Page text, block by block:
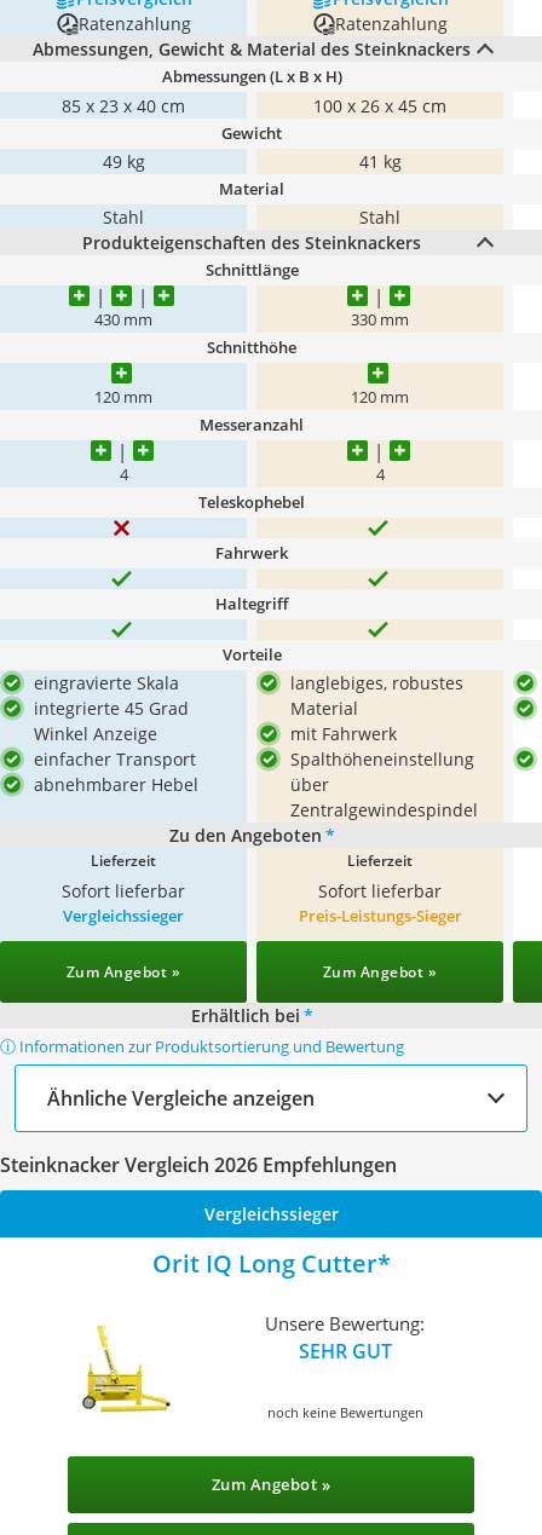
Ratenzahlung
Ratenzahlung
Abmessungen, Gewicht & Material des Steinknackers
Abmessungen (L x B x H)
85 x 23 x 40 cm 100 x 26 x 45 cm
Gewicht
49 kg 41 kg
Material
Stahl
Stahl
Produkteigenschaften des Steinknackers
Schnittlänge
430 mm 330 mm
Schnitthöhe
120 mm 120 mm
Messeranzahl
4 4
Teleskophebel
Fahrwerk
Haltegriff
Vorteile
eingravierte Skala
integrierte 45 Grad
Winkel Anzeige
einfacher Transport
abnehmbarer Hebel
langlebiges, robustes
Material
mit Fahrwerk
Spalthöheneinstellung
über
Zentralgewindespindel
Zu den Angeboten *
Lieferzeit
Sofort lieferbar
Lieferzeit
Sofort lieferbar
Vergleichssieger
Zum Angebot »
Preis-Leistungs-Sieger
Zum Angebot »
Erhältlich bei *
ⓘ Informationen zur Produktsortierung und Bewertung
Ähnliche Vergleiche anzeigen
Steinknacker Vergleich 2026 Empfehlungen
Vergleichssieger
Orit IQ Long Cutter
Unsere Bewertung:
SEHR GUT
noch keine Bewertungen
Zum Angebot »